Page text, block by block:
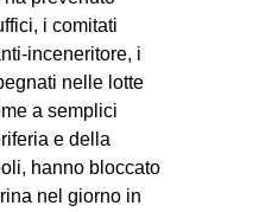
i comitati
inceneritore, i
nelle lotte
a semplici
e della
hanno bloccato
nel giorno in